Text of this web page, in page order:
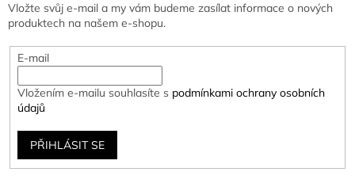
Vložte svůj e-mail a my vám budeme zasílat informace o nových
produktech na našem e-shopu.
E-mail
Vložením e-mailu souhlasíte s podmínkami ochrany osobních
údajů
PŘIHLÁSIT SE